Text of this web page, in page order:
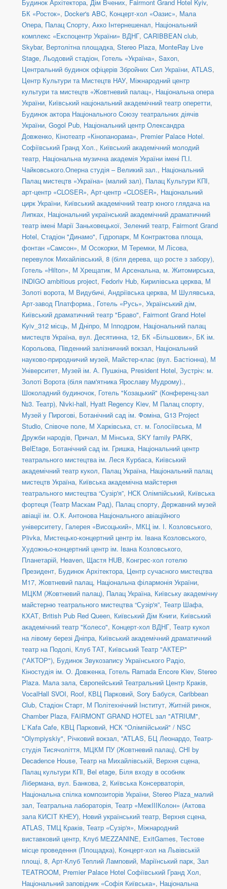
Будинок Архітектора, Дім Вчених, Fairmont Grand Hotel Kyiv,
БК «Росток», Docker's ABC, Концерт-хол «Оазис», Мала
Опера, Палац Спорту, Акко Інтернешенал, Національний
комплекс «Експоцентр України» ВДНГ, CARIBBEAN club,
Skybar, Вертолітна площадка, Stereo Plaza, MonteRay Live
Stage, Льодовий стадіон, Готель «Україна», Saxon,
Центральний будинок офіцерів Збройних Сил України, ATLAS,
Центр Культури та Мистецтв НАУ, Міжнародний центр
культури та мистецтв «Жовтневий палац», Національна опера
України, Київський національний академічний театр оперетти,
Будинок актора Національного Союзу театральних діячів
України, Gogol Pub, Національний центр Олександра
Довженко, Кінотеатр «Кінопанорама», Premier Palace Hotel.
Софіївський Гранд Хол., Київський академічний молодий
театр, Національна музична академія України імені П.І.
Чайковського.Оперна студія – Великий зал., Національний
Палац мистецтв «Україна» (малий зал), Палац Культури КПІ,
арт-центр «CLOSER», Арт-центр «CLOSER», Національний
цирк України, Київський академічний театр юного глядача на
Липках, Національний український академічний драматичний
театр імені Марії Заньковецької, Зелений театр, Fairmont Grand
Hotel, Стадіон "Динамо", Гідропарк, М Контрактова площа,
фонтан «Самсон», М Осокорки, М Теремки, М Лісова,
перевулок Михайлівський, 8 (біля дерева, що росте з забору),
Готель «Hilton», М Хрещатик, М Арсенальна, м. Житомирська,
INDIGO ambitious project, Fedoriv Hub, Кирилівська церква, М
Золоті ворота, М Видубичі, Андріївська церква, М Шулявська,
Арт-завод Платформа., Готель «Русь», Український дім,
Київський драматичний театр "Браво", Fairmont Grand Hotel
Kyiv_312 місць, М Дніпро, М Іпподром, Національний палац
мистецтв Україна, вул. Десятинна, 12, БК «Більшовик», БК ім.
Корольова, Південний залізничний вокзал, Національний
науково-природничий музей, Майстер-клас (вул. Бастіонна), М
Університет, Музей ім. А. Пушкіна, President Hotel, Зустріч: м.
Золоті Ворота (біля пам'ятника Ярославу Мудрому).,
Шоколадний будиночок, Готель "Козацький" (Конференц-зал
№3. Театр), Nivki-hall, Hyatt Regency Kiev, М Палац спорту,
Музей у Пирогові, Ботанічний сад ім. Фоміна, G13 Project
Studio, Співоче поле, М Харківська, ст. м. Голосіївська, М
Дружби народів, Причал, М Мінська, SKY family PARK,
BelEtage, Ботанічний сад ім. Гришка, Національний центр
театрального мистецтва ім. Леся Курбаса, Київський
академічний театр кукол, Палац Україна, Національний палац
мистецтв Україна, Київська академічна майстерня
театрального мистецтва “Сузір'я”, НСК Олімпійський, Київська
фортеця (Театр Маскам Рад), Палац спорту, Державний музей
авіації ім. О.К. Антонова Національного авіаційного
університету, Галерея «Висоцький», МКЦ ім. І. Козловського,
Plivka, Мистецько-концертний центр ім. Івана Козловського,
Художньо-концертний центр ім. Івана Козловського,
Планетарій, Heaven, Щастя HUB, Конгрес-хол готелю
Президент, Будинок Архітектора, Центр сучасного мистецтва
М17, Жовтневий палац, Національна філармонія України,
МЦКМ (Жовтневий палац), Палац Україна, Київську академічну
майстерню театрального мистецтва “Сузір'я”, Театр Шафа,
КХАТ, British Pub Red Queen, Київський Дім Книги, Київський
академічний театр "Колесо", Концерт-хол ВДНГ, Театр кукол
на лівому березі Дніпра, Київський академічний драматичний
театр на Подолі, Клуб ТАТ, Київський Театр "АКТЕР"
("АКТОР"), Будинок Звукозапису Українського Радіо,
Кіностудія ім. О. Довженка, Готель Ramada Encore Kiev, Stereo
Plaza. Мала зала, Європейський Театральний Центр Краків,
VocalHall SVOI, Roof, КВЦ Парковий, Sory Бабуся, Caribbean
Club, Стадіон Старт, М Політехнічний Інститут, Житній ринок,
Chamber Plaza, FAIRMONT GRAND HOTEL зал "ATRIUM",
L`Kafa Cafe, КВЦ Парковий, НСК "Олімпійський" / NSC
"Olympiyskiy", Річковий вокзал, ''ATLAS, БЦ Леонардо, Театр-
студія Тисячоліття, МЦКМ ПУ (Жовтневий палац), CHI by
Decadence House, Театр на Михайлівській, Верхня сцена,
Палац культури КПІ, Bel etage, Біля входу в особняк
Лібермана, вул. Банкова, 2, Київська Консерваторія,
Національна спілка композиторів України, Stereo Plaza_малий
зал, Театральна лабораторія, Театр «МежIIIКолон» (Актова
зала КИСІТ КНЕУ), Новий український театр, Верхня сцена,
ATLAS, ТМЦ Краків, Театр «Сузір'я», Міжнародний
виставковий центр, Клуб MEZZANINE, ExitGames, Тестове
місце проведення (Площадка), Концерт-хол на Львівській
площі, 8, Арт-Клуб Теплий Ламповий, Маріїнський парк, Зал
TEATROOM, Premier Palace Hotel Софіївський Гранд Хол,
Національний заповідник «Софія Київська», Національна